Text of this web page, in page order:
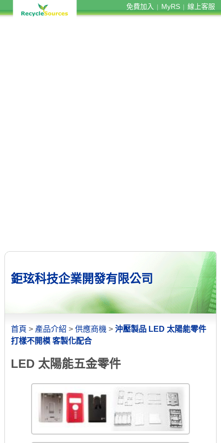
免費加入 MyRS 線上客服
鉅玹科技企業開發有限公司
首頁 > 產品介紹 > 供應商機 > 沖壓製品 LED 太陽能零件
打樣不開模 客製化配合
LED 太陽能五金零件